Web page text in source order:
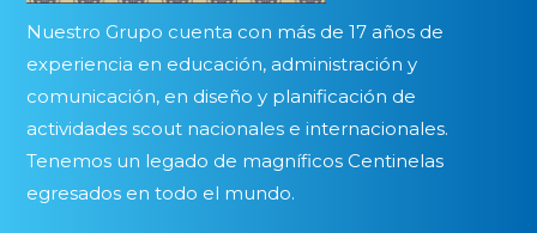
Nuestro Grupo cuenta con más de 17 años de
experiencia en educación, administración y
comunicación, en diseño y planificación de
actividades scout nacionales e internacionales.
Tenemos un legado de magníficos Centinelas
egresados en todo el mundo.